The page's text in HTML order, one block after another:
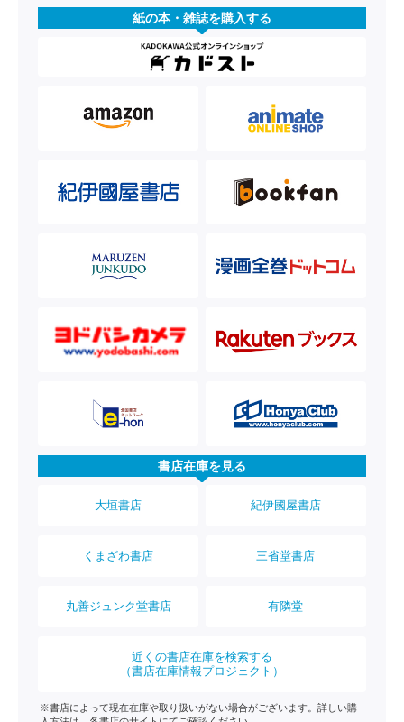
紙の本・雑誌を購入する
書店在庫を見る
大垣書店 紀伊國屋書店
くまざわ書店 三省堂書店
丸善ジュンク堂書店 有隣堂
近くの書店在庫を検索する
（書店在庫情報プロジェクト）
※書店によって現在在庫や取り扱いがない場合がございます。詳しい購